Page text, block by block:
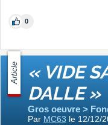
0
Article « VIDE
DALLE »
Gros oeuvre >
Par MC63 le 12/12/